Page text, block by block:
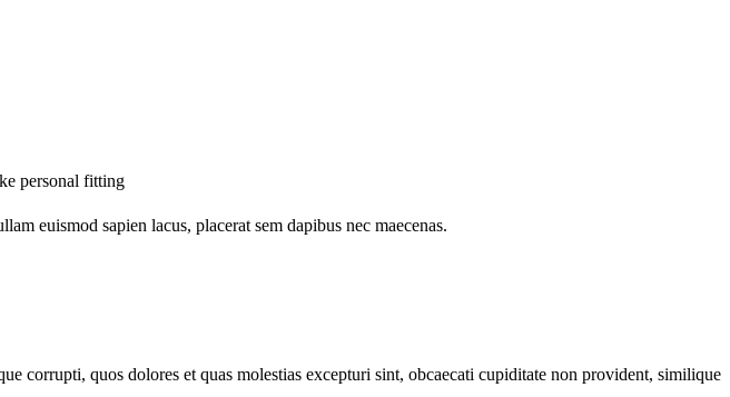
personal fitting
euismod sapien lacus, placerat sem dapibus nec maecenas.
corrupti, quos dolores et quas molestias excepturi sint, obcaecati cupiditate non provident, similique